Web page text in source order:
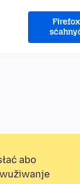
Firefox
abo